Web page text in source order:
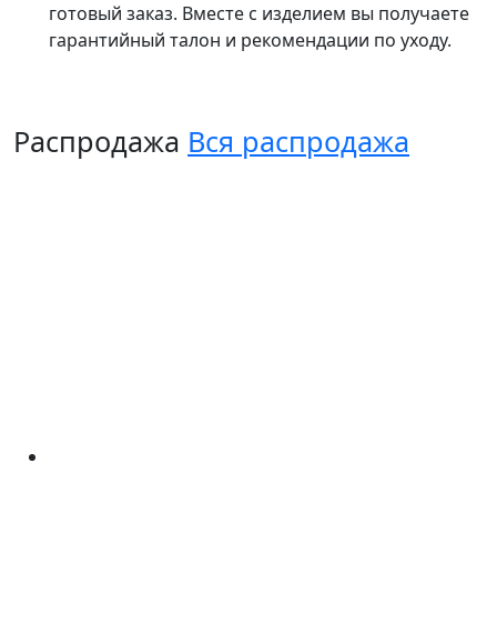
готовый заказ. Вместе с изделием вы получаете
гарантийный талон и рекомендации по уходу.
Распродажа Вся распродажа